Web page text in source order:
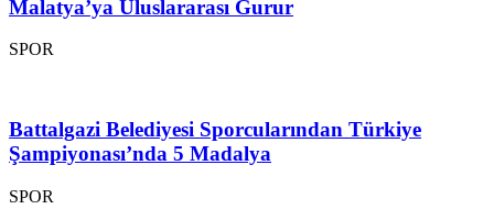
Malatya’ya Uluslararası Gurur
SPOR
Battalgazi Belediyesi Sporcularından Türkiye
Şampiyonası’nda 5 Madalya
SPOR